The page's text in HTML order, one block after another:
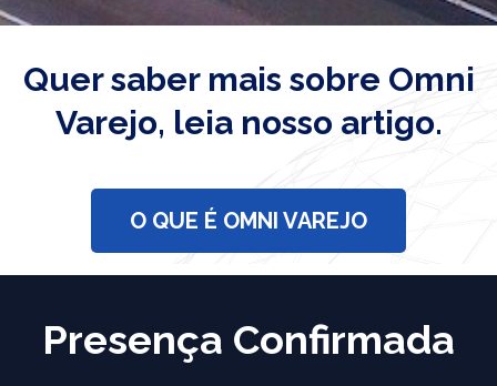
Quer saber mais sobre Omni
Varejo, leia nosso artigo.
O QUE É OMNI VAREJO
Presença Confirmada​